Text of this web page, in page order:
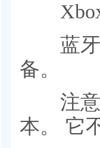
Xbox
蓝牙
备。
注意
本。 它